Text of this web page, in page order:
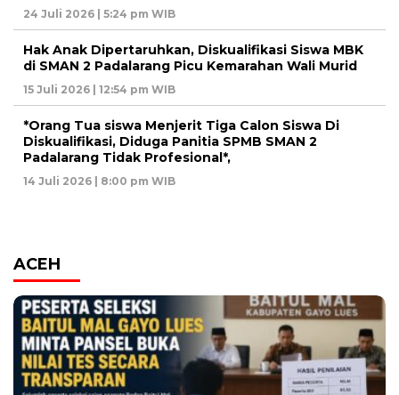
24 Juli 2026 | 5:24 pm WIB
Hak Anak Dipertaruhkan, Diskualifikasi Siswa MBK
di SMAN 2 Padalarang Picu Kemarahan Wali Murid
15 Juli 2026 | 12:54 pm WIB
*Orang Tua siswa Menjerit Tiga Calon Siswa Di
Diskualifikasi, Diduga Panitia SPMB SMAN 2
Padalarang Tidak Profesional*,
14 Juli 2026 | 8:00 pm WIB
ACEH